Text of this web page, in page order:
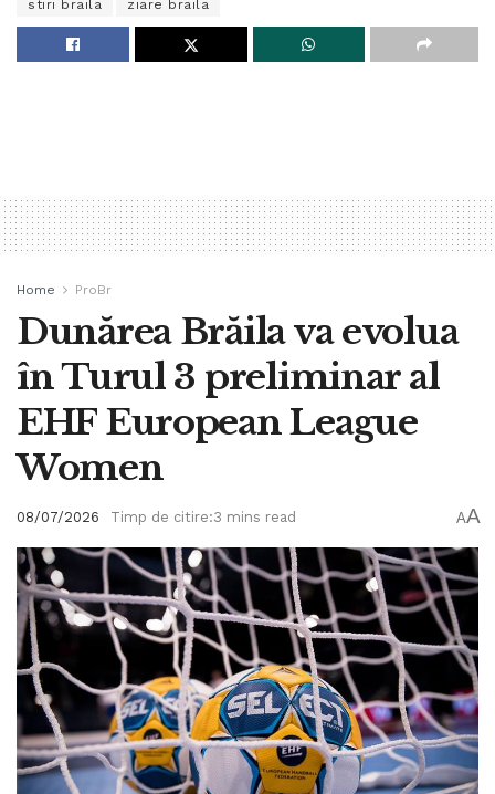
stiri braila ziare braila
Home ProBr
Dunărea Brăila va evolua
în Turul 3 preliminar al
EHF European League
Women
08/07/2026 Timp de citire:3 mins read AA